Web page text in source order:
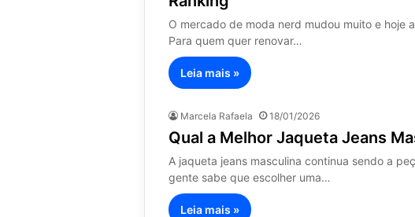
O mercado de moda nerd mudou muito e hoje
Para quem quer renovar…
Leia mais »
Marcela Rafaela 18/01/2026
Qual a Melhor Jaqueta Jeans
A jaqueta jeans masculina continua sendo a
gente sabe que escolher uma…
Leia mais »